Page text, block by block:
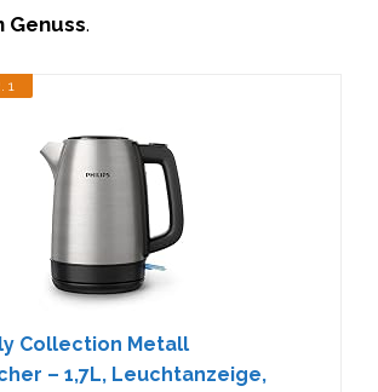
Genuss.
1
Collection Metall
– 1,7L, Leuchtanzeige,